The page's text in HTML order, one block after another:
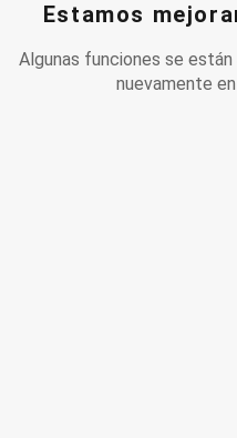
Estamos
Algunas funciones se
nuevamente